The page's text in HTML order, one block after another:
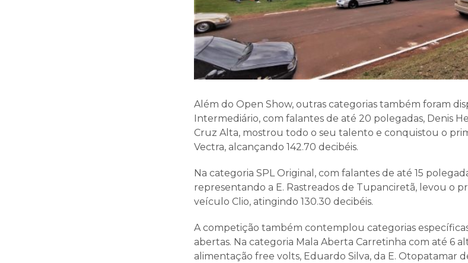
Além do Open Show, outras categorias também foram
Intermediário, com falantes de até 20 polegadas, Denis
Cruz Alta, mostrou todo o seu talento e conquistou o
Vectra, alcançando 142.70 decibéis.
Na categoria SPL Original, com falantes de até 15
representando a E. Rastreados de Tupanciretã, levou o
veículo Clio, atingindo 130.30 decibéis.
A competição também contemplou categorias
abertas. Na categoria Mala Aberta Carretinha com até 6
alimentação free volts, Eduardo Silva, da E. Otopatamar